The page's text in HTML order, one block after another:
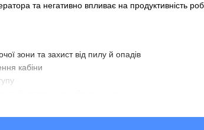
та негативно впливає на продуктивність
зони та захист від пилу й опадів
кабіни